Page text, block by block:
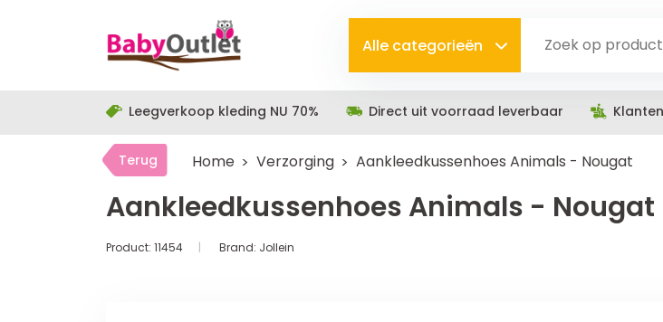
Alle categorieën
Leegverkoop kleding NU 70% Direct uit voorraad leverbaar
Terug Home Verzorging Aankleedkussenhoes Animals - Nougat
Aankleedkussenhoes Animals - Nougat
Product: 11454 Brand: Jollein